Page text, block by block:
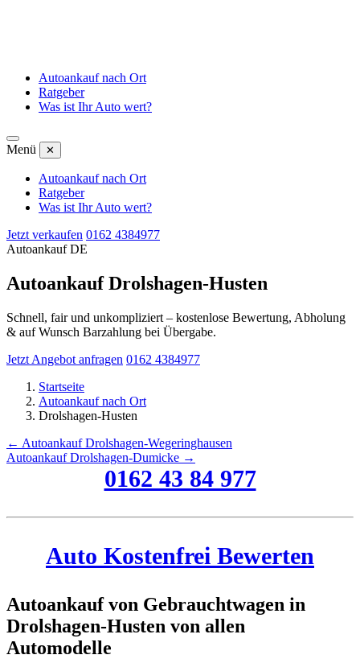
Autoankauf nach Ort
Ratgeber
Was ist Ihr Auto wert?
Menü ✕
Autoankauf nach Ort
Ratgeber
Was ist Ihr Auto wert?
Jetzt verkaufen 0162 4384977
Autoankauf DE
Autoankauf Drolshagen-Husten
Schnell, fair und unkompliziert – kostenlose Bewertung, Abholung
& auf Wunsch Barzahlung bei Übergabe.
Jetzt Angebot anfragen 0162 4384977
Startseite
Autoankauf nach Ort
Drolshagen-Husten
← Autoankauf Drolshagen-Wegeringhausen
Autoankauf Drolshagen-Dumicke →
0162 43 84 977
Auto Kostenfrei Bewerten
Autoankauf von Gebrauchtwagen in
Drolshagen-Husten von allen
Automodelle